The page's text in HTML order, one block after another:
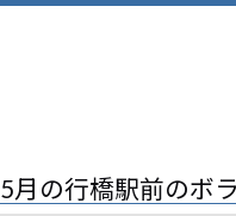
月の行橋駅前のボ